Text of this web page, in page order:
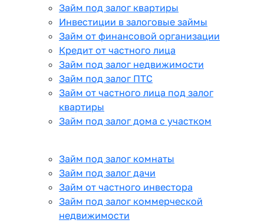
Займ под залог квартиры
Инвестиции в залоговые займы
Займ от финансовой организации
Кредит от частного лица
Займ под залог недвижимости
Займ под залог ПТС
Займ от частного лица под залог
квартиры
Займ под залог дома с участком
Займ под залог комнаты
Займ под залог дачи
Займ от частного инвестора
Займ под залог коммерческой
недвижимости